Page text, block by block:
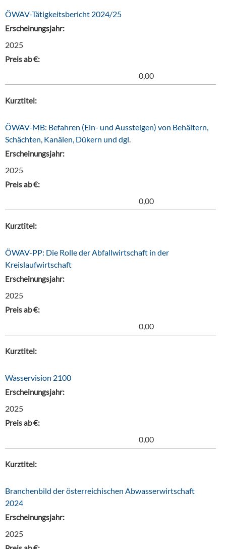
ÖWAV-Tätigkeitsbericht 2024/25
Erscheinungsjahr:
2025
Preis ab €:
0,00
Kurztitel:
ÖWAV-MB: Befahren (Ein- und Aussteigen) von Behältern,
Schächten, Kanälen, Dükern und dgl.
Erscheinungsjahr:
2025
Preis ab €:
0,00
Kurztitel:
ÖWAV-PP: Die Rolle der Abfallwirtschaft in der
Kreislaufwirtschaft
Erscheinungsjahr:
2025
Preis ab €:
0,00
Kurztitel:
Wasservision 2100
Erscheinungsjahr:
2025
Preis ab €:
0,00
Kurztitel:
Branchenbild der österreichischen Abwasserwirtschaft
2024
Erscheinungsjahr:
2025